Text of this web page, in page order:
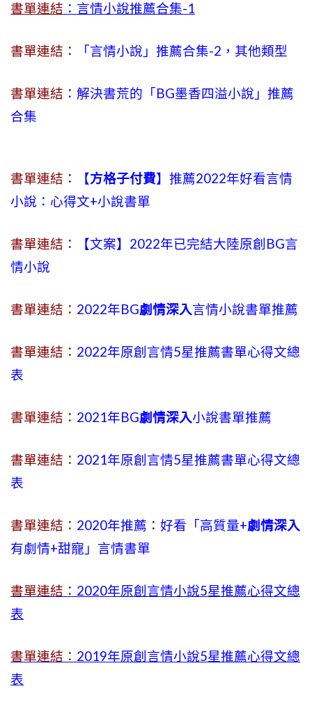
書單連結 ：言情小說推薦合集-1
書單連結 ：「言情小說」推薦合集-2，其他類型
書單連結 ：解決書荒的「BG墨香四溢小說」推薦
合集
書單連結 ：【方格子付費】推薦2022年好看言情
小說：心得文+小說書單
書單連結 ：【文案】2022年已完結大陸原創BG言
情小說
書單連結： 2022年BG劇情深入言情小說書單推薦
書單連結： 2022年原創言情5星推薦書單心得文總
表
書單連結： 2021年BG劇情深入小說書單推薦
書單連結： 2021年原創言情5星推薦書單心得文總
表
書單連結： 2020年推薦：好看「高質量+劇情深入
有劇情+甜寵」言情書單
書單連結： 2020年原創言情小說5星推薦心得文總
表
書單連結： 2019年原創言情小說5星推薦心得文總
表